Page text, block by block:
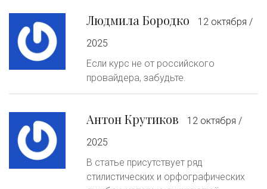
Людмила Бородко
12 октября /
2025
Если курс не от российского
провайдера, забудьте.
Антон Крутиков
12 октября /
2025
В статье присутствует ряд
стилистических и орфографических